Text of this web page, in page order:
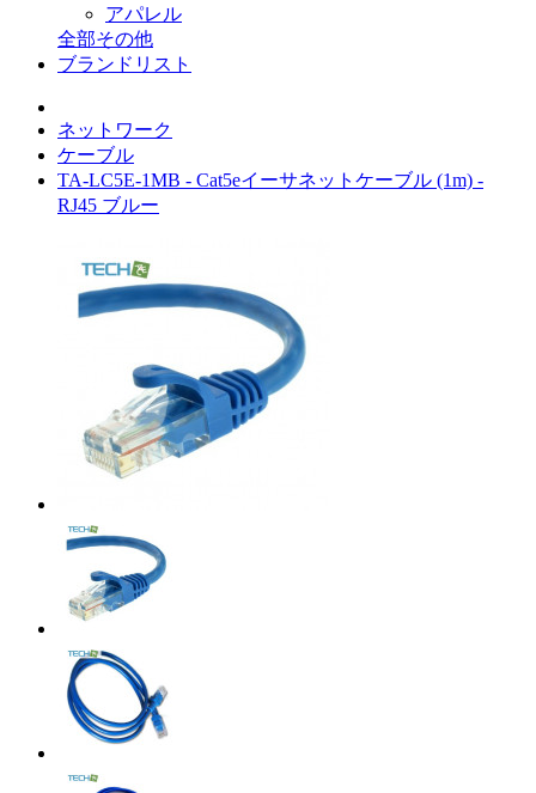
アパレル
全部その他
ブランドリスト
ネットワーク
ケーブル
TA-LC5E-1MB - Cat5eイーサネットケーブル (1m) -
RJ45 ブルー